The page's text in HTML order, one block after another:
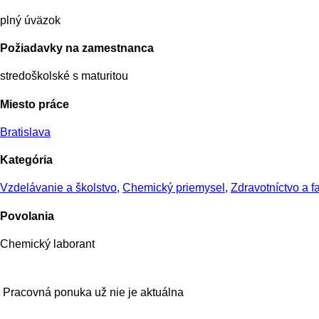
plný úväzok
Požiadavky na zamestnanca
stredoškolské s maturitou
Miesto práce
Bratislava
Kategória
Vzdelávanie a školstvo, Chemický priemysel , Zdravotníctvo a
Povolania
Chemický laborant
Pracovná ponuka už nie je aktuálna